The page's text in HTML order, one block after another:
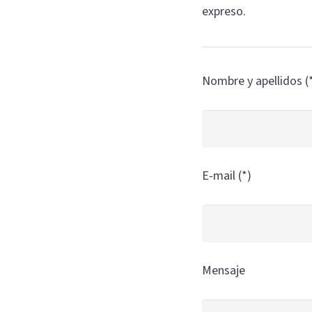
expreso.
Nombre y apellidos
E-mail (*)
Mensaje